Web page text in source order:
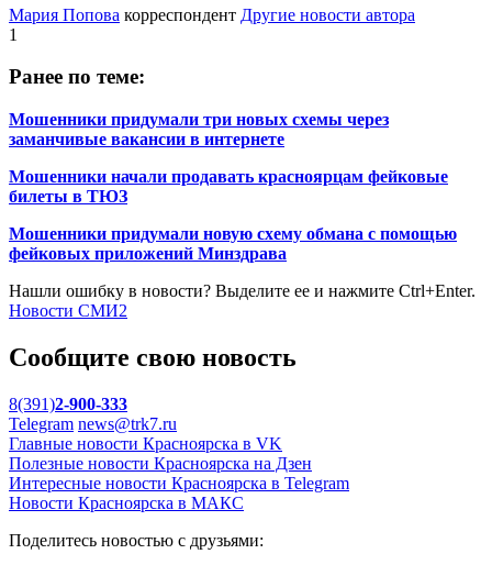
Мария Попова корреспондент Другие новости автора
1
Ранее по теме:
Мошенники придумали три новых схемы через
заманчивые вакансии в интернете
Мошенники начали продавать красноярцам фейковые
билеты в ТЮЗ
Мошенники придумали новую схему обмана с помощью
фейковых приложений Минздрава
Нашли ошибку в новости? Выделите ее и нажмите Ctrl+Enter.
Новости СМИ2
Сообщите свою новость
8(391)2-900-333
Telegram news@trk7.ru
Главные новости Красноярска в VK
Полезные новости Красноярска на Дзен
Интересные новости Красноярска в Telegram
Новости Красноярска в МАКС
Поделитесь новостью с друзьями: